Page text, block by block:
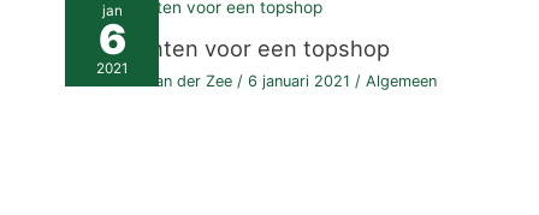
jan
6
2021
Ingrediënten voor een topshop
Guus van der Zee/6 januari 2021/Algemeen